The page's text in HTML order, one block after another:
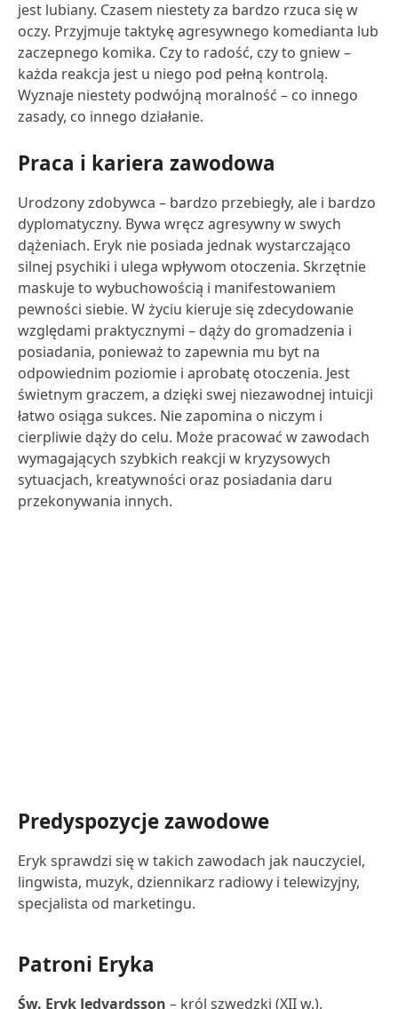
jest lubiany. Czasem niestety za bardzo rzuca się w
oczy. Przyjmuje taktykę agresywnego komedianta lub
zaczepnego komika. Czy to radość, czy to gniew –
każda reakcja jest u niego pod pełną kontrolą.
Wyznaje niestety podwójną moralność – co innego
zasady, co innego działanie.
Praca i kariera zawodowa
Urodzony zdobywca – bardzo przebiegły, ale i bardzo
dyplomatyczny. Bywa wręcz agresywny w swych
dążeniach. Eryk nie posiada jednak wystarczająco
silnej psychiki i ulega wpływom otoczenia. Skrzętnie
maskuje to wybuchowością i manifestowaniem
pewności siebie. W życiu kieruje się zdecydowanie
względami praktycznymi – dąży do gromadzenia i
posiadania, ponieważ to zapewnia mu byt na
odpowiednim poziomie i aprobatę otoczenia. Jest
świetnym graczem, a dzięki swej niezawodnej intuicji
łatwo osiąga sukces. Nie zapomina o niczym i
cierpliwie dąży do celu. Może pracować w zawodach
wymagających szybkich reakcji w kryzysowych
sytuacjach, kreatywności oraz posiadania daru
przekonywania innych.
Predyspozycje zawodowe
Eryk sprawdzi się w takich zawodach jak nauczyciel,
lingwista, muzyk, dziennikarz radiowy i telewizyjny,
specjalista od marketingu.
Patroni Eryka
Św. Eryk Jedvardsson – król szwedzki (XII w.).